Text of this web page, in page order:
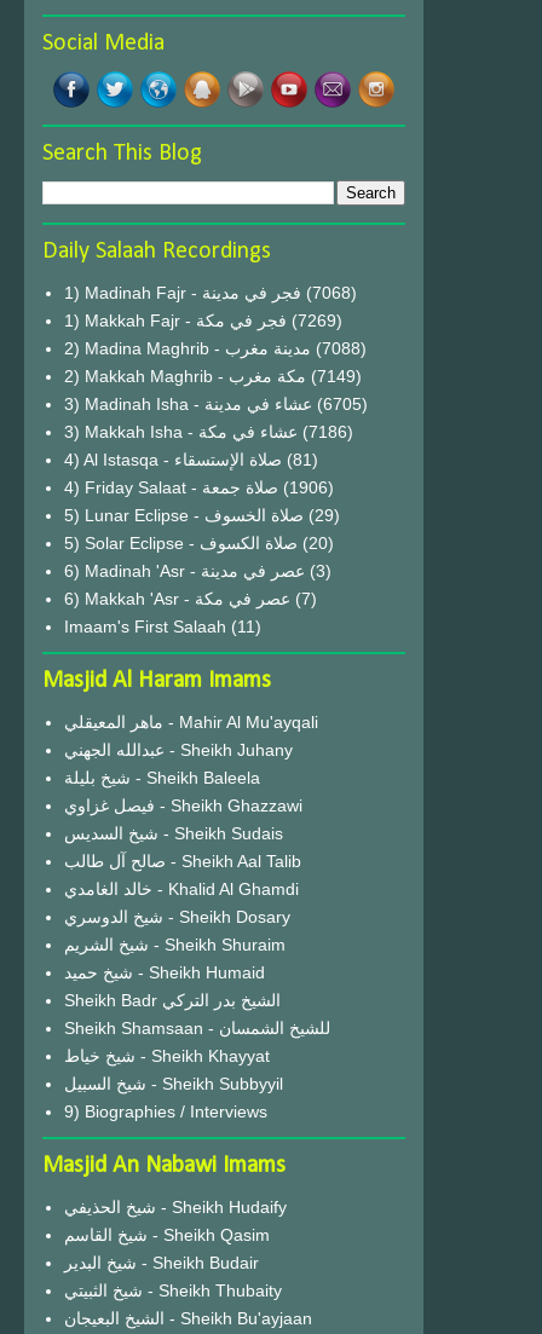
Social Media
Search This Blog
Daily Salaah Recordings
1) Madinah Fajr - فجر في مدينة (7068)
1) Makkah Fajr - فجر في مكة (7269)
2) Madina Maghrib - مدينة مغرب (7088)
2) Makkah Maghrib - مكة مغرب (7149)
3) Madinah Isha - عشاء في مدينة (6705)
3) Makkah Isha - عشاء في مكة (7186)
4) Al Istasqa - صلاة الإستسقاء (81)
4) Friday Salaat - صلاة جمعة (1906)
5) Lunar Eclipse - صلاة الخسوف (29)
(20)
6) Madinah 'Asr - عصر في مدينة (3)
6) Makkah 'Asr - عصر في مكة (7)
Imaam's First Salaah (11)
Masjid Al Haram Imams
ماهر المعيقلي - Mahir Al Mu'ayqali
عبدالله الجهني - Sheikh Juhany
شيخ بليلة - Sheikh Baleela
فيصل غزاوي - Sheikh Ghazzawi
شيخ السديس - Sheikh Sudais
صالح آل طالب - Sheikh Aal Talib
خالد الغامدي - Khalid Al Ghamdi
شيخ الدوسري - Sheikh Dosary
شيخ الشريم - Sheikh Shuraim
شيخ حميد - Sheikh Humaid
Sheikh Badr الشيخ بدر التركي
Sheikh Shamsaan - للشيخ الشمسان
شيخ خياط - Sheikh Khayyat
شيخ السبيل - Sheikh Subbyyil
9) Biographies / Interviews
Masjid An Nabawi Imams
شيخ الحذيفي - Sheikh Hudaify
شيخ القاسم - Sheikh Qasim
شيخ البدير - Sheikh Budair
شيخ الثبيتي - Sheikh Thubaity
الشيخ البعيجان - Sheikh Bu'ayjaan